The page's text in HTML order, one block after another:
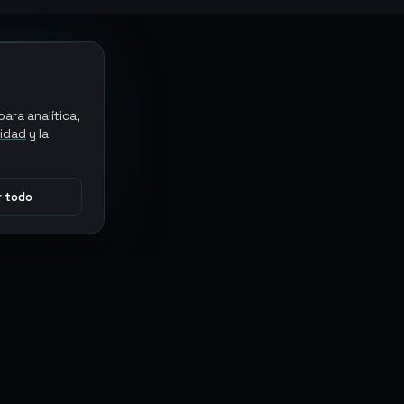
analítica,
y la
todo